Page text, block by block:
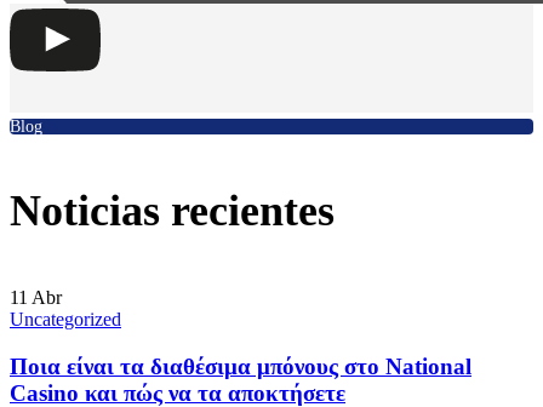
Blog
Noticias recientes
11 Abr
Uncategorized
Ποια είναι τα διαθέσιμα μπόνους στο National
Casino και πώς να τα αποκτήσετε